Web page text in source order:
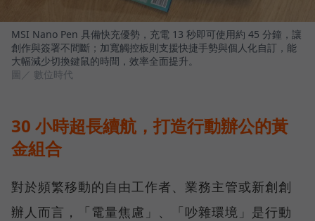
MSI Nano Pen 具備快充優勢，充電 13 秒即可使用約 45 分鐘，讓
創作與簽署不間斷；加寬觸控板則支援快捷手勢與個人化自訂，能
大幅減少切換鍵鼠的時間，效率全面提升。
圖／ 數位時代
30 小時超長續航，打造行動辦公的黃
金組合
對於頻繁移動的自由工作者、業務主管或新創創
辦人而言，「電量焦慮」、「吵雜環境」是行動